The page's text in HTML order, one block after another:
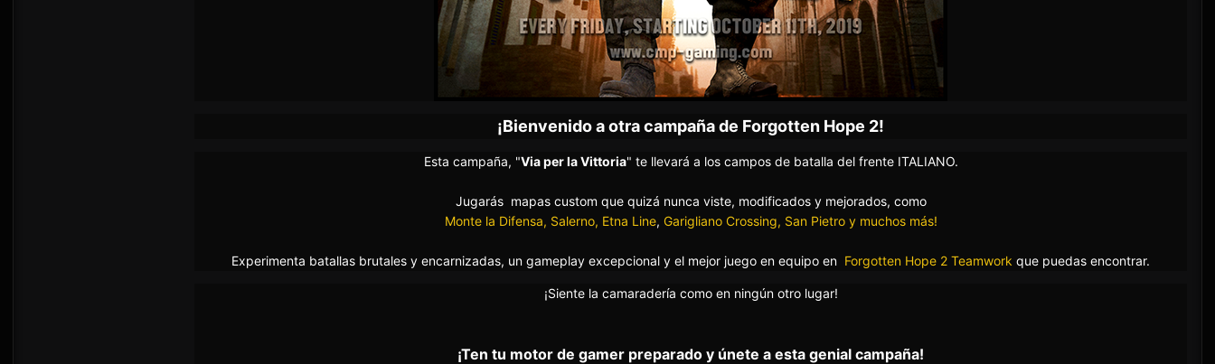
¡Bienvenido a otra campaña de Forgotten Hope 2!
Esta campaña, "Via per la Vittoria" te llevará a los campos de batalla del frente ITALIANO.
Jugarás mapas custom que quizá nunca viste, modificados y mejorados, como
Monte la Difensa, Salerno, Etna Line, Garigliano Crossing, San Pietro y muchos más!
Experimenta batallas brutales y encarnizadas, un gameplay excepcional y el mejor juego en equipo en Forgotten Hope 2 Teamwork que puedas encontrar.
¡Siente la camaradería como en ningún otro lugar!
¡Ten tu motor de gamer preparado y únete a esta genial campaña!